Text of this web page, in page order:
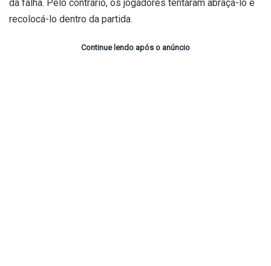
da falha. Pelo contrário, os jogadores tentaram abraçá-lo e
recolocá-lo dentro da partida.
Continue lendo após o anúncio